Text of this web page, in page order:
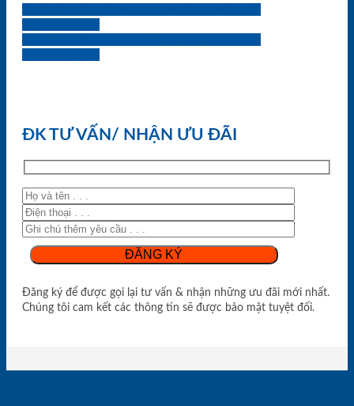
ĐK TƯ VẤN/ NHẬN ƯU ĐÃI
Đăng ký để được gọi lại tư vấn & nhận những ưu đãi mới nhất.
Chúng tôi cam kết các thông tin sẽ được bảo mật tuyệt đối.